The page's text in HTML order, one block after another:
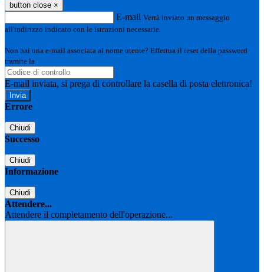
button close ×
E-mail Verrà inviato un messaggio
all'indirizzo indicato con le istruzioni necessarie.
Non hai una e-mail associata al nome utente? Effettua il reset della password
tramite la
E-mail inviata, si prega di controllare la casella di posta elettronica!
Errore
Chiudi
Successo
Chiudi
Informazione
Chiudi
Attendere...
Attendere il completamento dell'operazione...